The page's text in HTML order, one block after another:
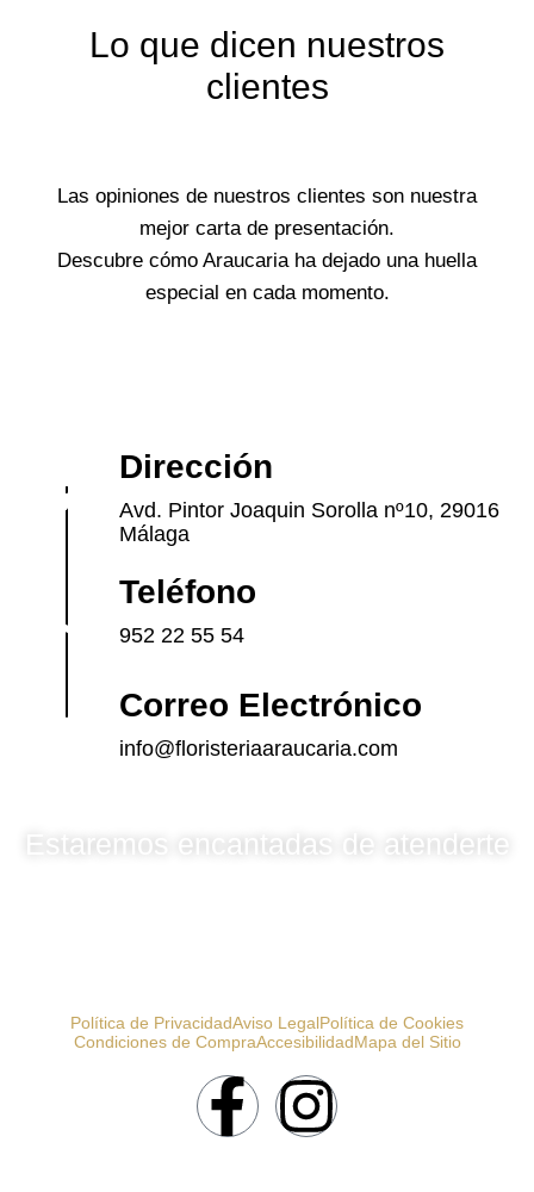
Lo que dicen nuestros
clientes
Las opiniones de nuestros clientes son nuestra
mejor carta de presentación.
Descubre cómo Araucaria ha dejado una huella
especial en cada momento.
Dirección
Avd. Pintor Joaquin Sorolla nº10, 29016
Málaga
Teléfono
952 22 55 54
Correo Electrónico
info@floristeriaaraucaria.com
Estaremos encantadas de atenderte
Política de PrivacidadAviso LegalPolítica de Cookies
Condiciones de CompraAccesibilidadMapa del Sitio